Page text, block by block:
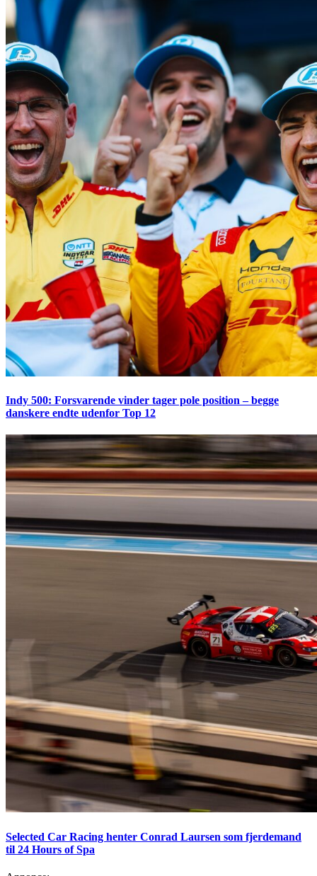
Indy 500: Forsvarende vinder tager pole position – begge
danskere endte udenfor Top 12
Selected Car Racing henter Conrad Laursen som fjerdemand
til 24 Hours of Spa